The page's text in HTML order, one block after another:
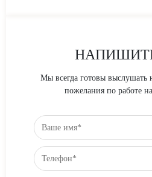
Мы всегда готовы выслушать
пожелания по работе